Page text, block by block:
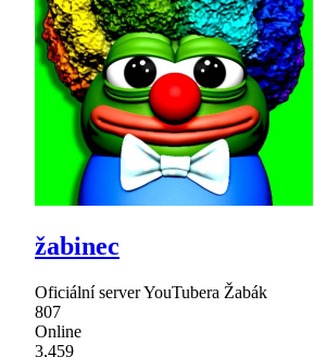
žabinec
Oficiální server YouTubera Žabák
807
Online
3,459